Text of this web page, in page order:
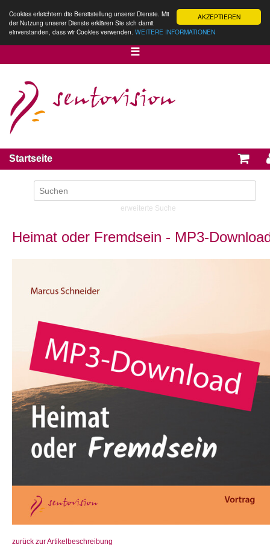
AKZEPTIEREN
Cookies erleichtern die Bereitstellung unserer Dienste. Mit
der Nutzung unserer Dienste erklären Sie sich damit
einverstanden, dass wir Cookies verwenden. WEITERE INFORMATIONEN
☰
Startseite
erweiterte Suche
Heimat oder Fremdsein - MP3-
zurück zur Artikelbeschreibung